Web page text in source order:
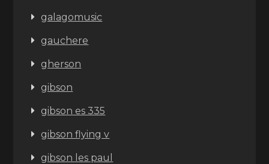
galagomusic
gauchere
gherson
gibson
gibson es 335
gibson flying v
gibson les paul